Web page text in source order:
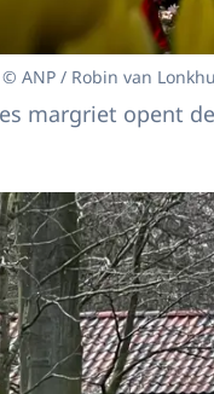
ANP / Robin van
margriet opent
afbeelding Prinses Margriet